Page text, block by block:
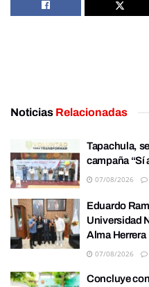
Noticias Relacionadas
Tapachula,
campaña “Sí
07/08/2026
Eduardo
Universidad
Alma Herrera
07/08/2026
Concluye